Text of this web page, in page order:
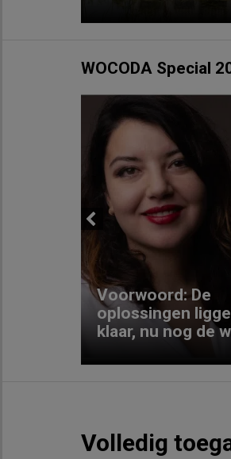
WOCODA Special
Previous
Voorwoord: De
oplossingen
klaar, nu nog de
Volledig